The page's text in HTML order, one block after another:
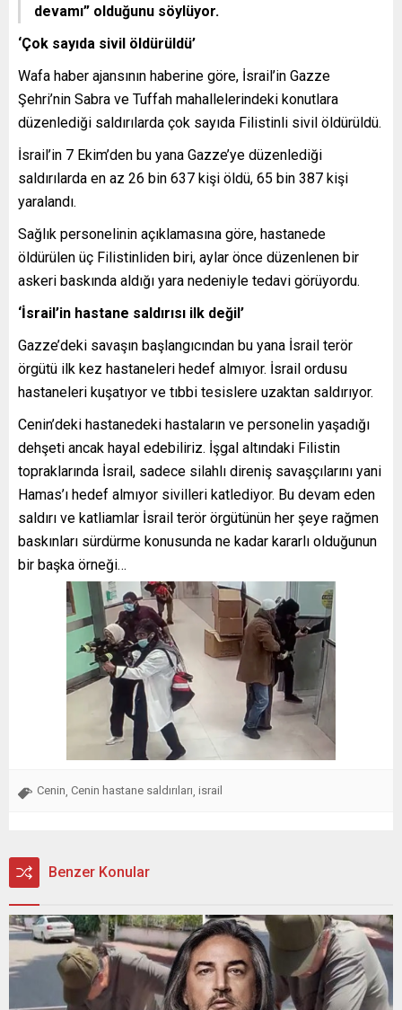
devamı” olduğunu söylüyor.
‘Çok sayıda sivil öldürüldü’
Wafa haber ajansının haberine göre, İsrail’in Gazze
Şehri’nin Sabra ve Tuffah mahallelerindeki konutlara
düzenlediği saldırılarda çok sayıda Filistinli sivil öldürüldü.
İsrail’in 7 Ekim’den bu yana Gazze’ye düzenlediği
saldırılarda en az 26 bin 637 kişi öldü, 65 bin 387 kişi
yaralandı.
Sağlık personelinin açıklamasına göre, hastanede
öldürülen üç Filistinliden biri, aylar önce düzenlenen bir
askeri baskında aldığı yara nedeniyle tedavi görüyordu.
‘İsrail’in hastane saldırısı ilk değil’
Gazze’deki savaşın başlangıcından bu yana İsrail terör
örgütü ilk kez hastaneleri hedef almıyor. İsrail ordusu
hastaneleri kuşatıyor ve tıbbi tesislere uzaktan saldırıyor.
Cenin’deki hastanedeki hastaların ve personelin yaşadığı
dehşeti ancak hayal edebiliriz. İşgal altındaki Filistin
topraklarında İsrail, sadece silahlı direniş savaşçılarını yani
Hamas’ı hedef almıyor sivilleri katlediyor. Bu devam eden
saldırı ve katliamlar İsrail terör örgütünün her şeye rağmen
baskınları sürdürme konusunda ne kadar kararlı olduğunun
bir başka örneği…
Cenin, Cenin hastane saldırıları, israil
Benzer Konular